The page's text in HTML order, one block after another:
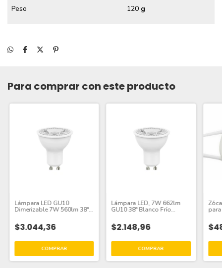
Peso 120 g
Para comprar con este producto
Lámpara LED GU10
Dimerizable 7W 560lm 38°
$3.044,36
Lámpara LED, 7W 662lm
GU10 38° Blanco Frío
$2.148,96